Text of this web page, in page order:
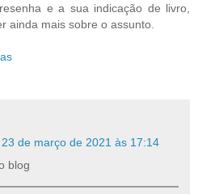
e a sua indicação de livro,
ainda mais sobre o assunto.
23 de março de 2021 às 17:14
blog